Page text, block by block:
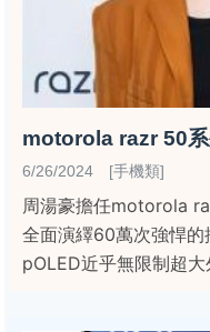
motorola razr 50
6/26/2024 [手機類]
周湯豪擔任motorola
全面演繹60萬次強悍
pOLED近乎無限制超